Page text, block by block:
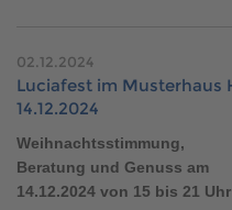
02.12.2024
Luciafest im Musterhaus
14.12.2024
Weihnachtsstimmung,
Beratung und Genuss am
14.12.2024 von 15 bis 21 Uhr